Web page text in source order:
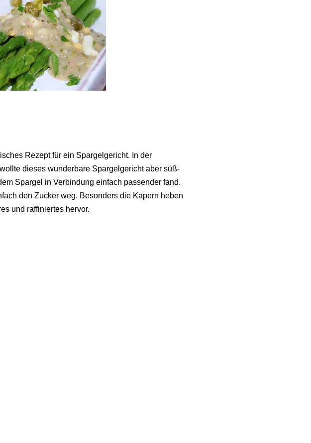
Rezept für ein Spargelgericht. In der
dieses wunderbare Spargelgericht aber süß-
Spargel in Verbindung einfach passender fand.
den Zucker weg. Besonders die Kapern heben
und raffiniertes hervor.